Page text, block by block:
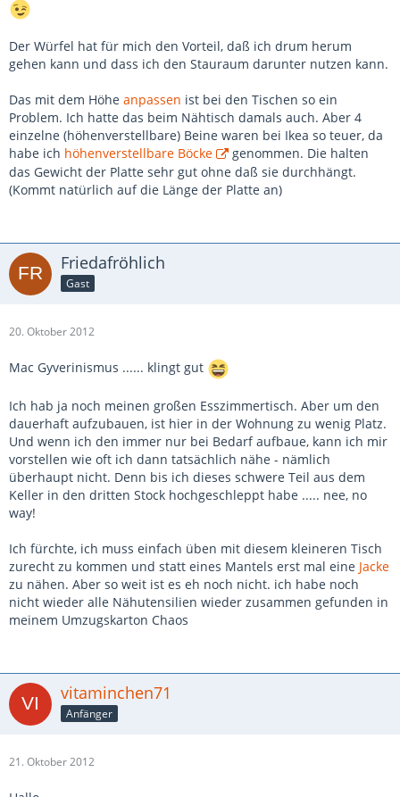
Der Würfel hat für mich den Vorteil, daß ich drum herum
gehen kann und dass ich den Stauraum darunter nutzen kann.
Das mit dem Höhe anpassen ist bei den Tischen so ein
Problem. Ich hatte das beim Nähtisch damals auch. Aber 4
einzelne (höhenverstellbare) Beine waren bei Ikea so teuer, da
habe ich höhenverstellbare Böcke
genommen. Die halten
das Gewicht der Platte sehr gut ohne daß sie durchhängt.
(Kommt natürlich auf die Länge der Platte an)
Friedafröhlich
Gast
20. Oktober 2012
Mac Gyverinismus ...... klingt gut
Ich hab ja noch meinen großen Esszimmertisch. Aber um den
dauerhaft aufzubauen, ist hier in der Wohnung zu wenig Platz.
Und wenn ich den immer nur bei Bedarf aufbaue, kann ich mir
vorstellen wie oft ich dann tatsächlich nähe - nämlich
überhaupt nicht. Denn bis ich dieses schwere Teil aus dem
Keller in den dritten Stock hochgeschleppt habe ..... nee, no
way!
Ich fürchte, ich muss einfach üben mit diesem kleineren Tisch
zurecht zu kommen und statt eines Mantels erst mal eine Jacke
zu nähen. Aber so weit ist es eh noch nicht. ich habe noch
nicht wieder alle Nähutensilien wieder zusammen gefunden in
meinem Umzugskarton Chaos
vitaminchen71
Anfänger
21. Oktober 2012